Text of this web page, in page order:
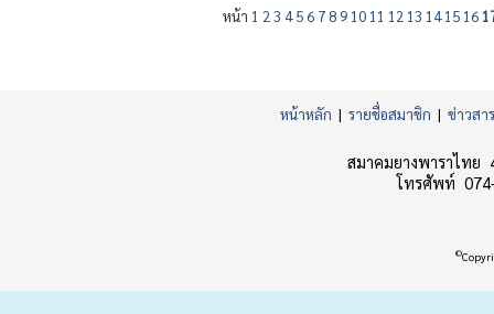
หน้า 1 2 3 456 78 9 10 11 12 13 1415 16
หน้าหลัก | รายชื่อสมาชิก | ข่าวสาร
สมาคมยางพาราไทย
โทรศัพท์
©